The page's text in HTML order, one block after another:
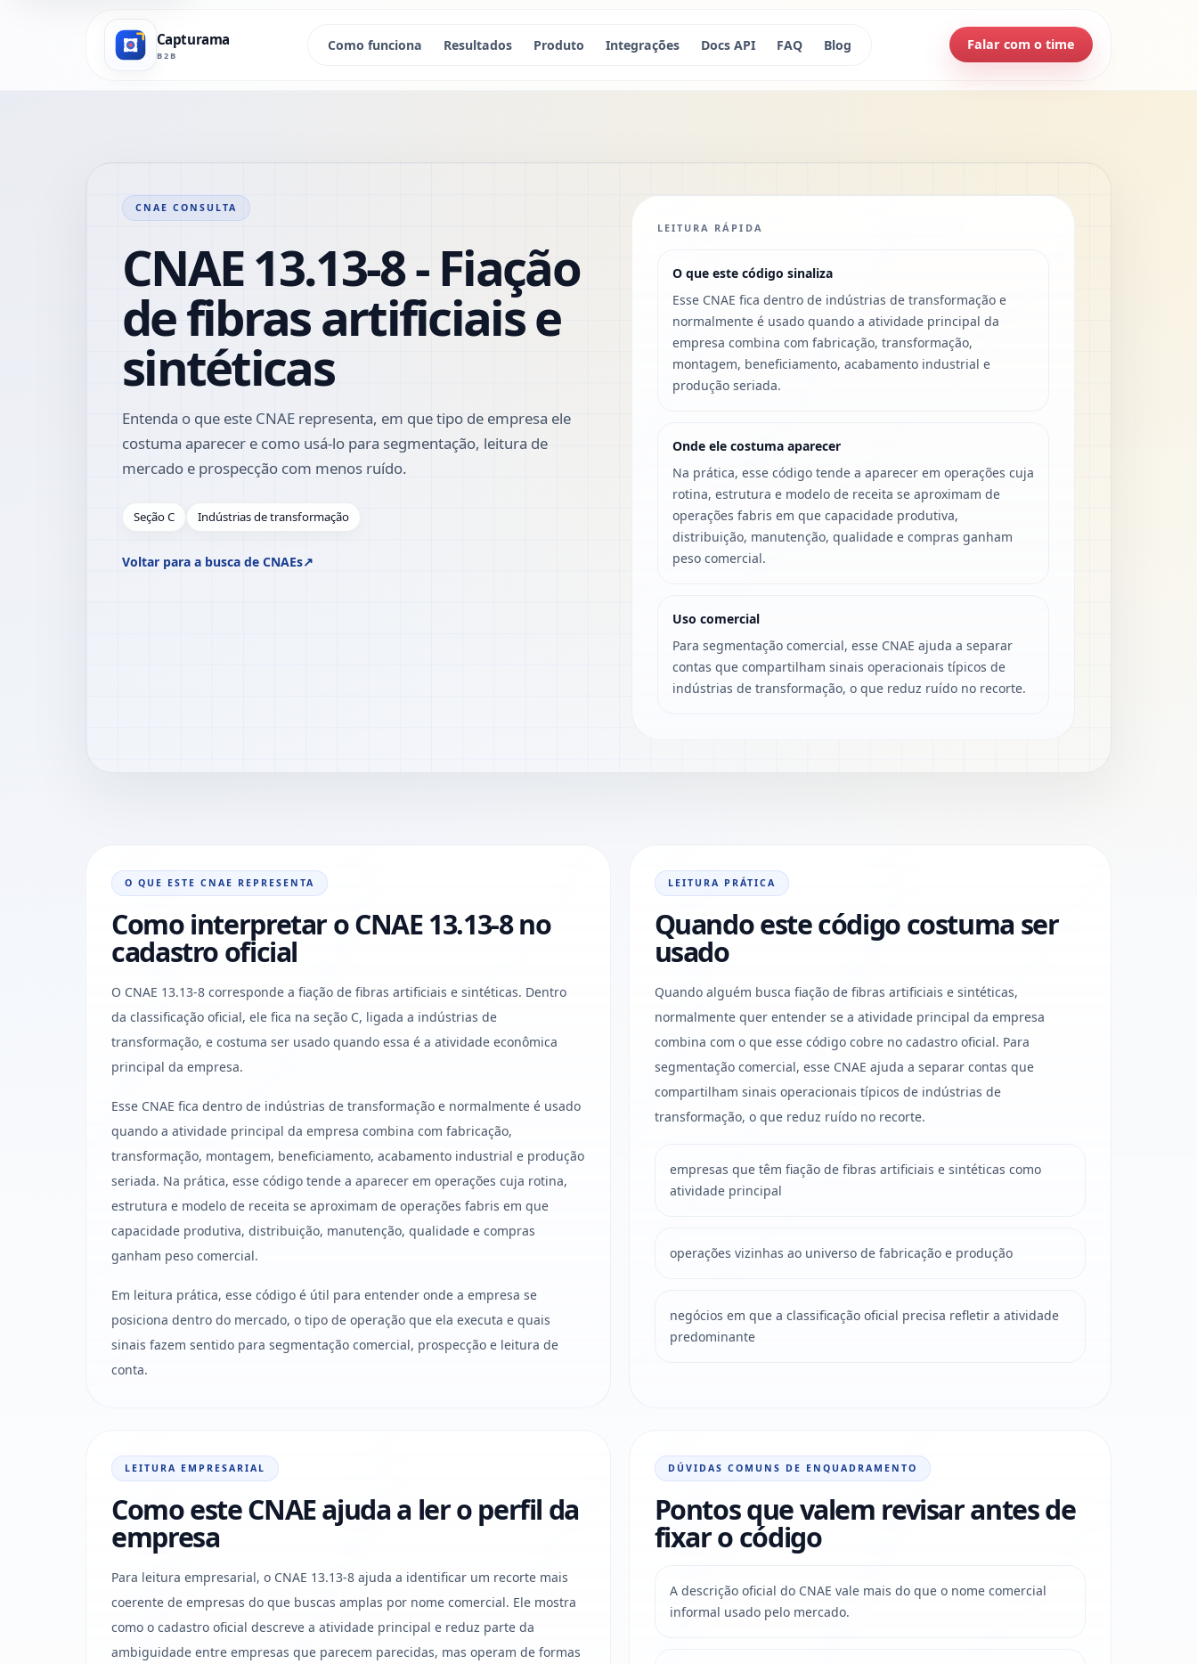
Capturama
B2B
Como funciona Resultados Produto Integrações Docs API FAQ Blog Falar com o time
CNAE CONSULTA
CNAE 13.13-8 - Fiação
de fibras artificiais e
sintéticas
Entenda o que este CNAE representa, em que tipo de empresa ele
costuma aparecer e como usá-lo para segmentação, leitura de
mercado e prospecção com menos ruído.
Seção C Indústrias de transformação
Voltar para a busca de CNAEs↗
LEITURA RÁPIDA
O que este código sinaliza
Esse CNAE fica dentro de indústrias de transformação e
normalmente é usado quando a atividade principal da
empresa combina com fabricação, transformação,
montagem, beneficiamento, acabamento industrial e
produção seriada.
Onde ele costuma aparecer
Na prática, esse código tende a aparecer em operações cuja
rotina, estrutura e modelo de receita se aproximam de
operações fabris em que capacidade produtiva,
distribuição, manutenção, qualidade e compras ganham
peso comercial.
Uso comercial
Para segmentação comercial, esse CNAE ajuda a separar
contas que compartilham sinais operacionais típicos de
indústrias de transformação, o que reduz ruído no recorte.
O QUE ESTE CNAE REPRESENTA
Como interpretar o CNAE 13.13-8 no
cadastro oficial
O CNAE 13.13-8 corresponde a fiação de fibras artificiais e sintéticas. Dentro
da classificação oficial, ele fica na seção C, ligada a indústrias de
transformação, e costuma ser usado quando essa é a atividade econômica
principal da empresa.
Esse CNAE fica dentro de indústrias de transformação e normalmente é usado
quando a atividade principal da empresa combina com fabricação,
transformação, montagem, beneficiamento, acabamento industrial e produção
seriada. Na prática, esse código tende a aparecer em operações cuja rotina,
estrutura e modelo de receita se aproximam de operações fabris em que
capacidade produtiva, distribuição, manutenção, qualidade e compras
ganham peso comercial.
Em leitura prática, esse código é útil para entender onde a empresa se
posiciona dentro do mercado, o tipo de operação que ela executa e quais
sinais fazem sentido para segmentação comercial, prospecção e leitura de
conta.
LEITURA PRÁTICA
Quando este código costuma ser
usado
Quando alguém busca fiação de fibras artificiais e sintéticas,
normalmente quer entender se a atividade principal da empresa
combina com o que esse código cobre no cadastro oficial. Para
segmentação comercial, esse CNAE ajuda a separar contas que
compartilham sinais operacionais típicos de indústrias de
transformação, o que reduz ruído no recorte.
empresas que têm fiação de fibras artificiais e sintéticas como
atividade principal
operações vizinhas ao universo de fabricação e produção
negócios em que a classificação oficial precisa refletir a atividade
predominante
LEITURA EMPRESARIAL
Como este CNAE ajuda a ler o perfil da
empresa
Para leitura empresarial, o CNAE 13.13-8 ajuda a identificar um recorte mais
coerente de empresas do que buscas amplas por nome comercial. Ele mostra
como o cadastro oficial descreve a atividade principal e reduz parte da
ambiguidade entre empresas que parecem parecidas, mas operam de formas
DÚVIDAS COMUNS DE ENQUADRAMENTO
Pontos que valem revisar antes de
fixar o código
A descrição oficial do CNAE vale mais do que o nome comercial
informal usado pelo mercado.